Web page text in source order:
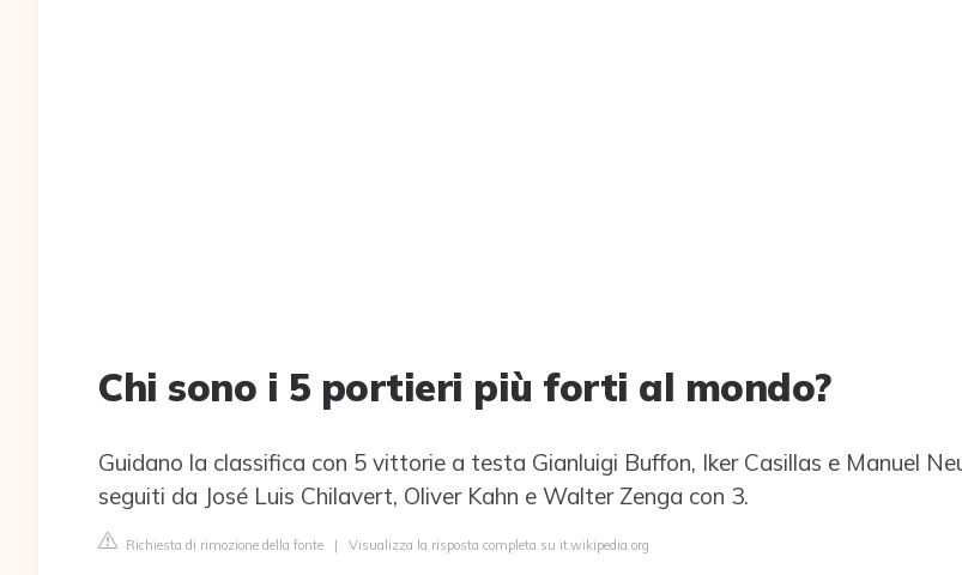
Chi sono i 5 portieri più forti al mondo?
Guidano la classifica con 5 vittorie a testa Gianluigi Buffon, Iker Casillas e Manuel
seguiti da José Luis Chilavert, Oliver Kahn e Walter Zenga con 3.
Richiesta di rimozione della fonte | Visualizza la risposta completa su it.wikipedia.org